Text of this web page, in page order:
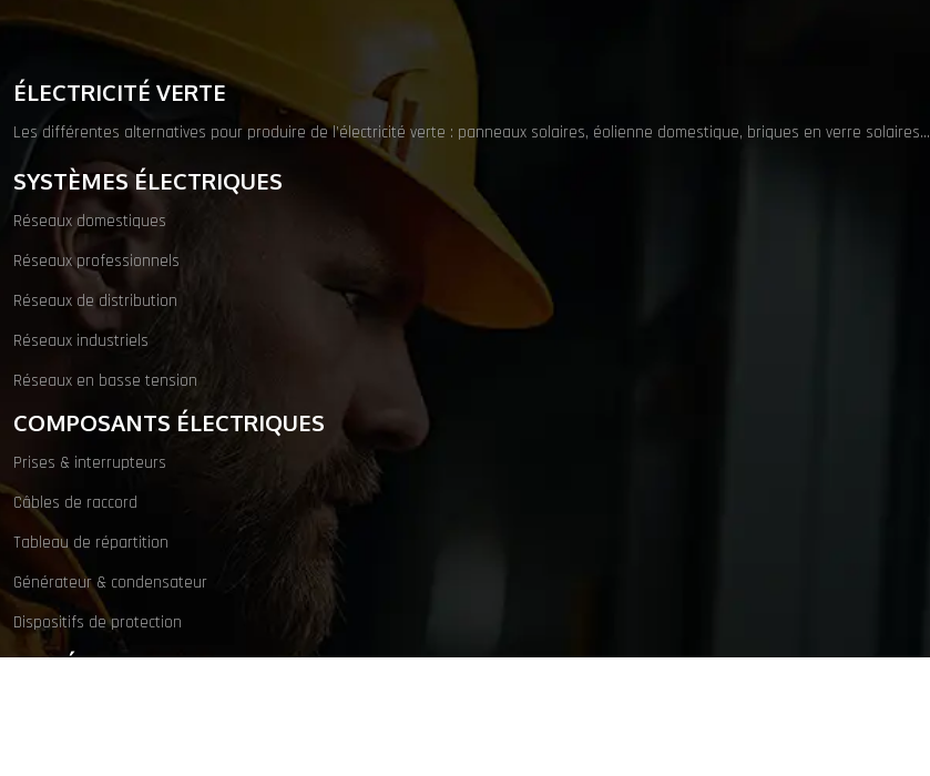
ÉLECTRICITÉ VERTE
Les différentes alternatives pour produire de l’électricité verte : panneaux solaires, éolienne domestique, briques en verre solaires…
SYSTÈMES ÉLECTRIQUES
Réseaux domestiques
Réseaux professionnels
Réseaux de distribution
Réseaux industriels
Réseaux en basse tension
COMPOSANTS ÉLECTRIQUES
Prises & interrupteurs
Câbles de raccord
Tableau de répartition
Générateur & condensateur
Dispositifs de protection
SOS ÉLECTRICIEN